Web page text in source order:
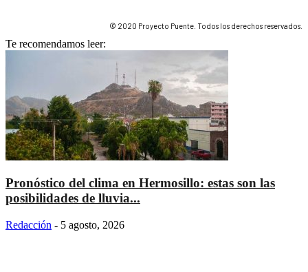
© 2020 Proyecto Puente. Todos los derechos reservados.
Te recomendamos leer:
Pronóstico del clima en Hermosillo: estas son las
posibilidades de lluvia...
Redacción - 5 agosto, 2026